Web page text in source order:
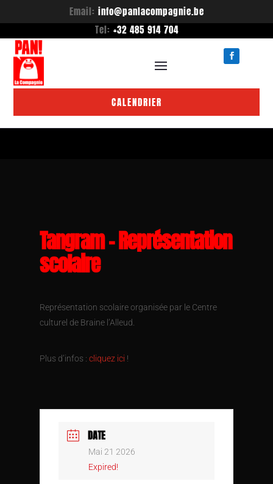
Email: info@panlacompagnie.be
Tel: +32 485 914 704
CALENDRIER
Tangram – Représentation
scolaire
Représentation scolaire organisée par le Centre
culturel de Braine l’Alleud.
Plus d’infos : cliquez ici !
DATE
Mai 21 2026
Expired!